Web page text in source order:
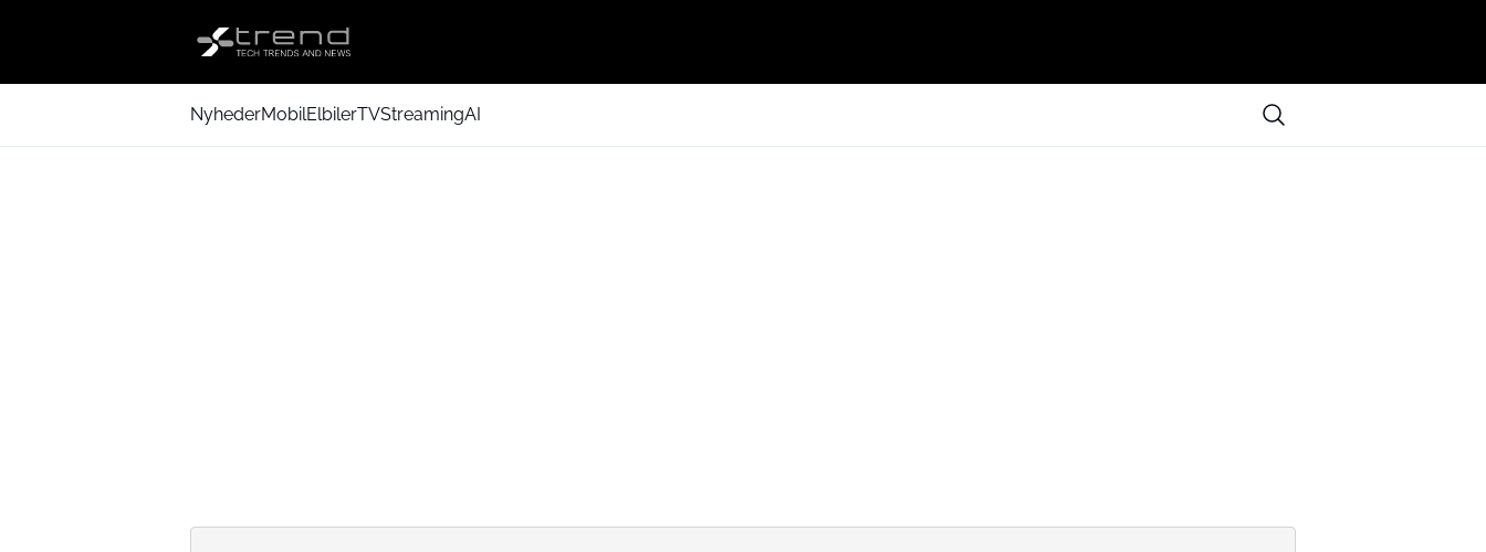
NyhederMobilElbilerTVStreamingAI